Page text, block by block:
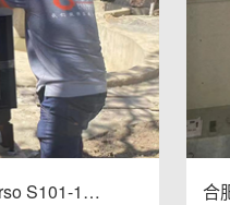
S101-1… 合